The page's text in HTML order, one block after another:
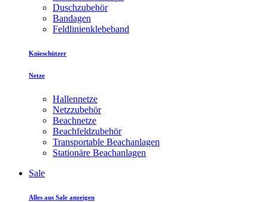
Duschzubehör
Bandagen
Feldlinienklebeband
Knieschützer
Netze
Hallennetze
Netzzubehör
Beachnetze
Beachfeldzubehör
Transportable Beachanlagen
Stationäre Beachanlagen
Sale
Alles aus Sale anzeigen